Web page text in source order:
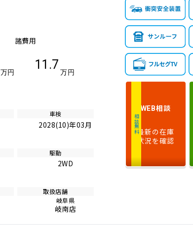
万円
諸費用
11.7
万円
車検
2028(10)年03月
駆動
2WD
取扱店舗
岐阜県
岐南店
相談無料
WEB相談
最新の在庫
状況を確認